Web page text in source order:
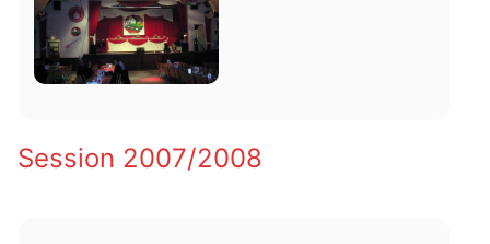
Session 2007/2008